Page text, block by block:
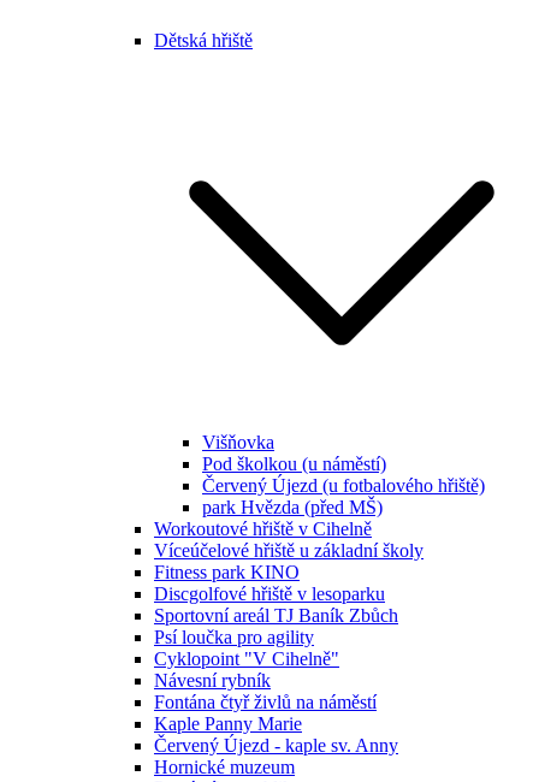
Dětská hřiště
Višňovka
Pod školkou (u náměstí)
Červený Újezd (u fotbalového hřiště)
park Hvězda (před MŠ)
Workoutové hřiště v Cihelně
Víceúčelové hřiště u základní školy
Fitness park KINO
Discgolfové hřiště v lesoparku
Sportovní areál TJ Baník Zbůch
Psí loučka pro agility
Cyklopoint "V Cihelně"
Návesní rybník
Fontána čtyř živlů na náměstí
Kaple Panny Marie
Červený Újezd - kaple sv. Anny
Hornické muzeum